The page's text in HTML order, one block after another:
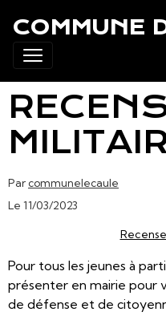
COMMUNE
Par communelecaule
Le 11/03/2023
Pour tous les jeunes à
présenter en mairie pour
de défense et de